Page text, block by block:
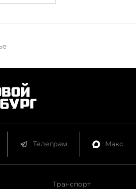
Телеграм Макс
Транспорт